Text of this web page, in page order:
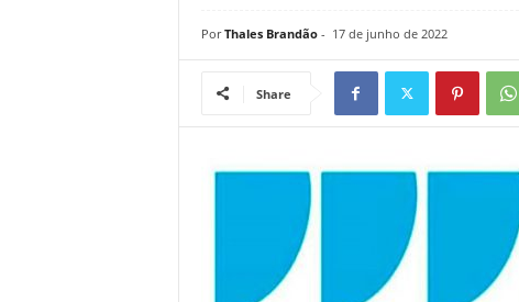
Por Thales Brandão- 17 de junho de 2022
Share